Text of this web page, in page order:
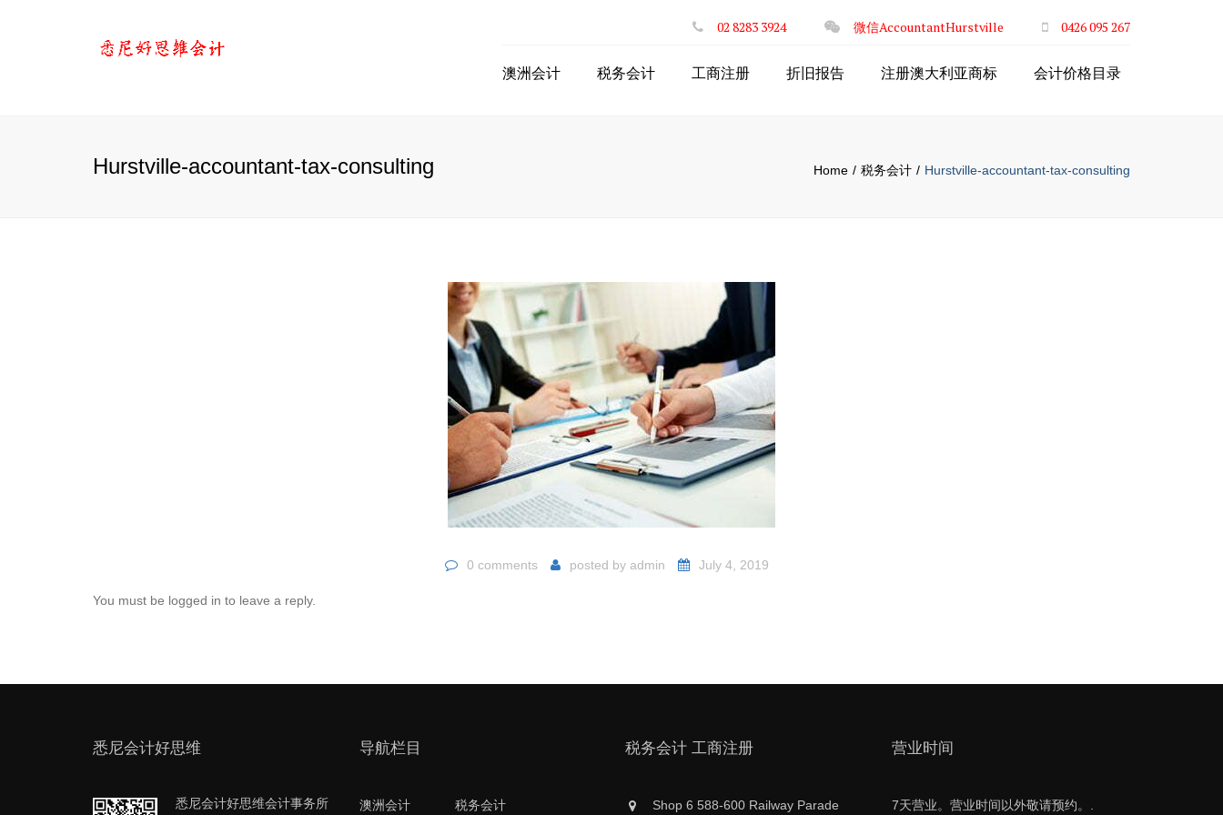
02 8283 3924 微信AccountantHurstville 0426 095 267
澳洲会计 税务会计
出口商品网上退税
STP一键工资系统
工商注册
合伙人PartnerShip
折旧报告 注册澳大利亚商标 会计价格目录
Hurstville-accountant-tax-consulting Home 税务会计 Hurstville-accountant-tax-consulting
0 comments posted by admin July 4, 2019
You must be logged in to leave a reply.
悉尼会计好思维
悉尼会计好思维会计事务所
导航栏目
澳洲会计 税务会计
税务会计 工商注册
Shop 6 588-600 Railway Parade
营业时间
7天营业。营业时间以外敬请预约。.